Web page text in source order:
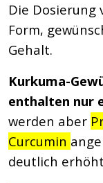
Die Dosierung
Form,
Gehalt.
Kurkuma-
enthalten nur
werden aber
Curcumin
deutlich